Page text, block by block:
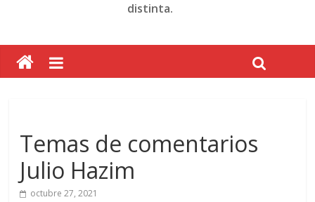
distinta.
Temas de comentarios
Julio Hazim
octubre 27, 2021